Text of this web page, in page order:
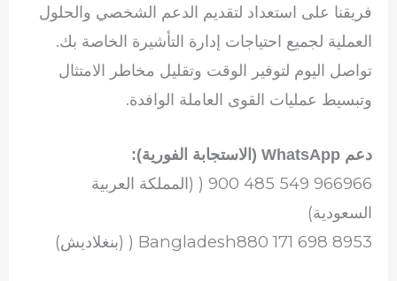
فريقنا على استعداد لتقديم الدعم الشخصي والحلول
العملية لجميع احتياجات إدارة التأشيرة الخاصة بك.
تواصل اليوم لتوفير الوقت وتقليل مخاطر الامتثال
وتبسيط عمليات القوى العاملة الوافدة.
دعم WhatsApp (الاستجابة الفورية):
966966 549 485 900 ( (المملكة العربية
السعودية)
Bangladesh880 171 698 8953 ( (بنغلاديش)